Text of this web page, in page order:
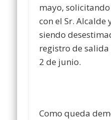
mayo,
con el Sr. Alcalde
siendo
registro de salida
2 de junio.
Como queda